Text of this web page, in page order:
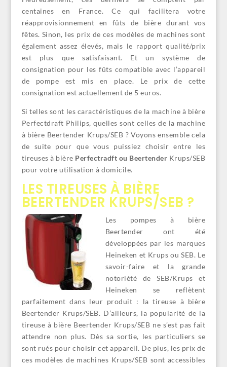
centaines en France. Ce qui facilitera votre
réapprovisionnement en fûts de bière durant vos
fêtes. Sinon, les prix de ces modèles de machines sont
également assez élevés, mais le rapport qualité/prix
est plus que satisfaisant. Et un système de
consignation pour les fûts compatible avec l’appareil
de pompe est mis en place. Le prix de cette
consignation est actuellement de 5 euros.
Si telles sont les caractéristiques de la machine à bière
Perfectdraft Philips, quelles sont celles de la machine
à bière Beertender Krups/SEB ? Voyons ensemble cela
de suite pour que vous puissiez choisir entre les
tireuses à bière Perfectradft ou Beertender Krups/SEB
pour votre utilisation à domicile.
LES TIREUSES À BIÈRE
BEERTENDER KRUPS/SEB ?
Les pompes à bière
Beertender ont été
développées par les marques
Heineken et Krups ou SEB. Le
savoir-faire et la grande
notoriété de SEB/Krups et
Heineken se reflètent
parfaitement dans leur produit : la tireuse à bière
Beertender Krups/SEB. D’ailleurs, la popularité de la
tireuse à bière Beertender Krups/SEB ne s’est pas fait
attendre non plus. Dès sa sortie, les particuliers se
sont rués pour choisir cet appareil. De plus, les prix de
ces modèles de machines Krups/SEB sont accessibles